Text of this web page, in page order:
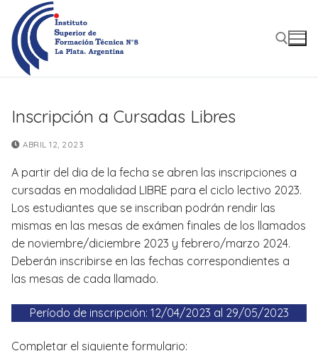
contenido
Inscripción a Cursadas Libres
ABRIL 12, 2023
A partir del dia de la fecha se abren las inscripciones a
cursadas en modalidad LIBRE para el ciclo lectivo 2023.
Los estudiantes que se inscriban podrán rendir las
mismas en las mesas de exámen finales de los llamados
de noviembre/diciembre 2023 y febrero/marzo 2024.
Deberán inscribirse en las fechas correspondientes a
las mesas de cada llamado.
Período de inscripción: 12/04/2023 al 29/05/2023
Completar el siguiente formulario: